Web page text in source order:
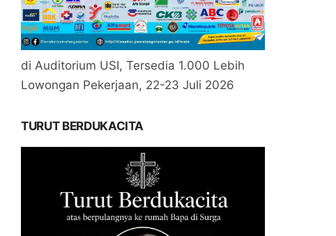
di Auditorium USI, Tersedia 1.000 Lebih
Lowongan Pekerjaan, 22-23 Juli 2026
TURUT BERDUKACITA